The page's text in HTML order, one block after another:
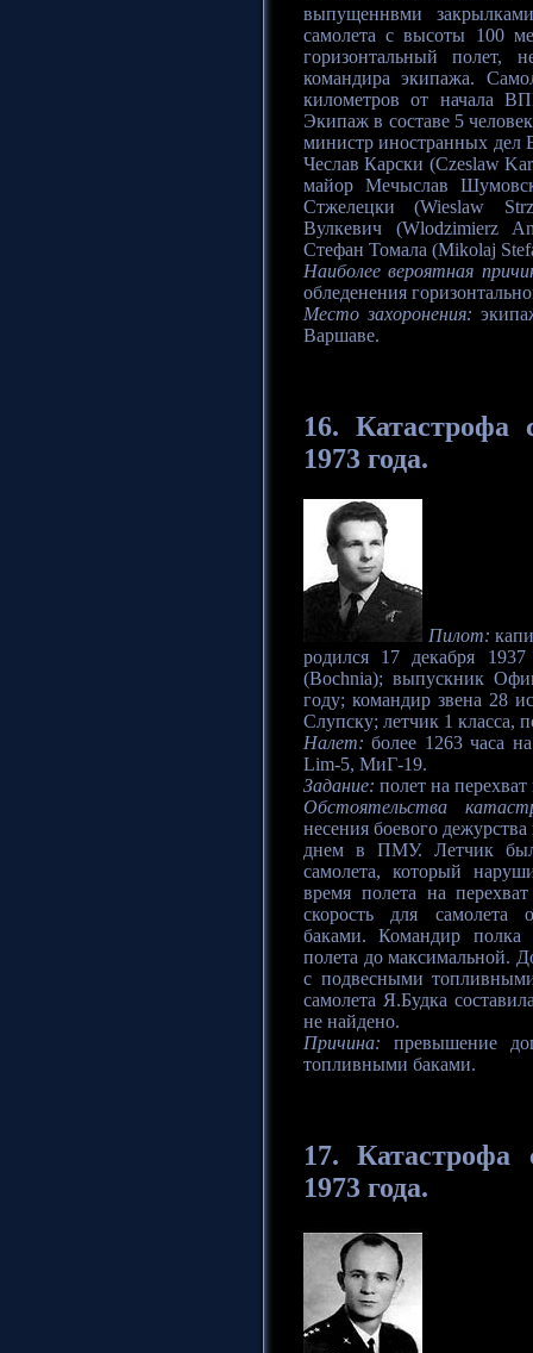
выпущеннвми
самолета с высоты 100
горизонтальный полет,
командира экипажа.
километров от начала
Экипаж в составе 5
министр иностранных дел
Чеслав Карски (Czeslaw
майор Мечыслав
Стжелецки (Wieslaw
Вулкевич (Wlodzimierz
Стефан Томала (Mikolaj
Наиболее вероятная
обледенения
Место захоронения:
Варшаве.
16. Катастрофа
1973 года.
Пилот:
родился 17 декабря
(Bochnia); выпускник
году; командир звена 28
Слупску; летчик 1 класса,
Налет: более 1263 часа
Lim-5, МиГ-19.
Задание: полет на
Обстоятельства
несения боевого
днем в ПМУ. Летчик был
самолета, который
время полета на
скорость для самолета
баками. Командир полка
полета до максимальной.
с подвесными
самолета Я.Будка
не найдено.
Причина: превышение
топливными баками.
17.Катастрофа
1973 года.